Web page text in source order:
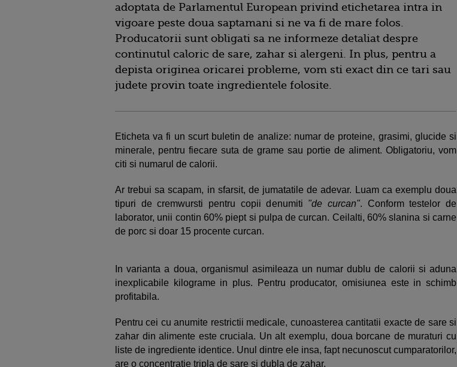
adoptata de Parlamentul European privind etichetarea intra in
vigoare peste doua saptamani si ne va fi de mare folos.
Producatorii sunt obligati sa ne informeze detaliat despre
continutul caloric de sare, zahar si alergeni. In plus, pentru a
depista originea oricarei probleme, vom sti exact din ce tari sau
judete provin toate ingredientele folosite.
Eticheta va fi un scurt buletin de analize: numar de proteine, grasimi, glucide si
minerale, pentru fiecare suta de grame sau portie de aliment. Obligatoriu, vom
citi si numarul de calorii.
Ar trebui sa scapam, in sfarsit, de jumatatile de adevar. Luam ca exemplu doua
tipuri de cremwursti pentru copii denumiti "de curcan". Conform testelor de
laborator, unii contin 60% piept si pulpa de curcan. Ceilalti, 60% slanina si carne
de porc si doar 15 procente curcan.
In varianta a doua, organismul asimileaza un numar dublu de calorii si aduna
inexplicabile kilograme in plus. Pentru producator, omisiunea este in schimb
profitabila.
Pentru cei cu anumite restrictii medicale, cunoasterea cantitatii exacte de sare si
zahar din alimente este cruciala. Un alt exemplu, doua borcane de muraturi cu
liste de ingrediente identice. Unul dintre ele insa, fapt necunoscut cumparatorilor,
are o concentratie tripla de sare si dubla de zahar.